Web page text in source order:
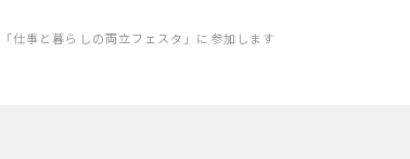
「仕事と暮らしの両立フェスタ」に参加します